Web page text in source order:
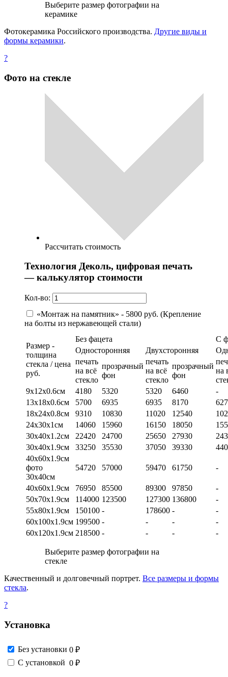
Выберите размер фотографии на
керамике
Фотокерамика Российского производства. Другие виды и
формы керамики.
?
Фото на стекле
Рассчитать стоимость
Технология Деколь, цифровая печать
— калькулятор стоимости
Кол-во:
«Монтаж на памятник» - 5800 руб. (Крепление
на болты из нержавеющей стали)
Размер -
толщина
стекла / цена
руб.
Без фацета
С
Односторонняя
Двухсторонняя
печать
на всё
стекло
прозрачный
фон
печать
на всё
стекло
прозрачный
фон
на
9х12х0.6см
4180 5320 5320 6460
-
13х18х0.6см
5700 6935 6935 8170
18х24х0.8см
9310 10830 11020 12540
24х30х1см
14060 15960 16150 18050
30х40х1.2см
22420 24700 25650 27930
30х40х1.9см
33250 35530 37050 39330
40х60х1.9см
фото
30х40см
54720 57000 59470 61750 -
40х60х1.9см 76950 85500 89300 97850
-
50х70х1.9см
114000 123500 127300 136800
-
55х80х1.9см
150100 - 178600 -
-
60х100х1.9см 199500 - - -
-
60х120х1.9см 218500 - - - -
Выберите размер фотографии на
стекле
Качественный и долговечный портрет. Все размеры и формы
стекла.
?
Установка
Без установки 0 ₽
С установкой 0 ₽